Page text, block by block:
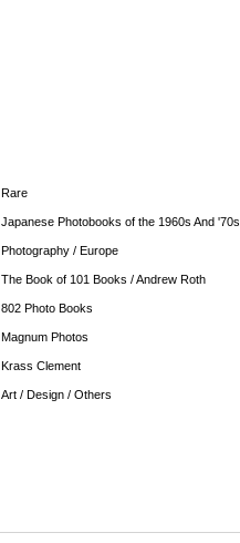
Rare
Japanese Photobooks of the 1960s And '70s
Photography / Europe
The Book of 101 Books / Andrew Roth
802 Photo Books
Magnum Photos
Krass Clement
Art / Design / Others